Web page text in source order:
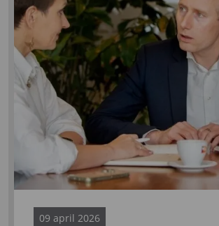
09 april 2026
Interim
Solutions